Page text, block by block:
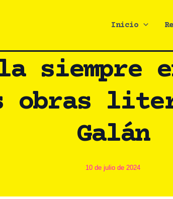
Inicio
siempre
obras
Galán
10 de julio de 2024